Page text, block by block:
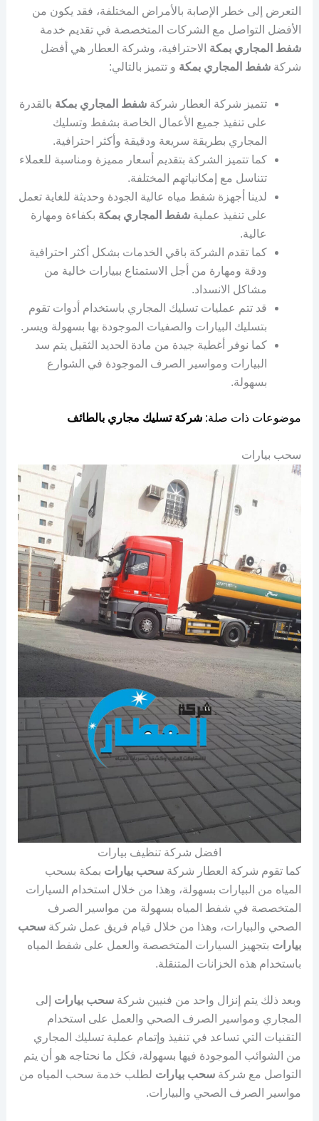
التعرض إلى خطر الإصابة بالأمراض المختلفة، فقد يكون من
الأفضل التواصل مع الشركات المتخصصة في تقديم خدمة
شفط المجاري بمكة الاحترافية، وشركة العطار هي أفضل
شركة شفط المجاري بمكة و تتميز بالتالي:
تتميز شركة العطار شركة شفط المجاري بمكة بالقدرة
على تنفيذ جميع الأعمال الخاصة بشفط وتسليك
المجاري بطريقة سريعة ودقيقة وأكثر احترافية.
كما تتميز الشركة بتقديم أسعار مميزة ومناسبة للعملاء
تتناسل مع إمكانياتهم المختلفة.
لدينا أجهزة شفط مياه عالية الجودة وحديثة للغاية تعمل
على تنفيذ عملية شفط المجاري بمكة بكفاءة ومهارة
عالية.
كما تقدم الشركة باقي الخدمات بشكل أكثر احترافية
ودقة ومهارة من أجل الاستمتاع ببيارات خالية من
مشاكل الانسداد.
قد تتم عمليات تسليك المجاري باستخدام أدوات تقوم
بتسليك البيارات والصفيات الموجودة بها بسهولة ويسر.
كما نوفر أغطية جيدة من مادة الحديد الثقيل يتم سد
البيارات ومواسير الصرف الموجودة في الشوارع
بسهولة.
موضوعات ذات صلة: شركة تسليك مجاري بالطائف
سحب بيارات
افضل شركة تنظيف بيارات
كما تقوم شركة العطار شركة سحب بيارات بمكة بسحب
المياه من البيارات بسهولة، وهذا من خلال استخدام السيارات
المتخصصة في شفط المياه بسهولة من مواسير الصرف
الصحي والبيارات، وهذا من خلال قيام فريق عمل شركة سحب
بيارات بتجهيز السيارات المتخصصة والعمل على شفط المياه
باستخدام هذه الخزانات المتنقلة.
وبعد ذلك يتم إنزال واحد من فنيين شركة سحب بيارات إلى
المجاري ومواسير الصرف الصحي والعمل على استخدام
التقنيات التي تساعد في تنفيذ وإتمام عملية تسليك المجاري
من الشوائب الموجودة فيها بسهولة، فكل ما نحتاجه هو أن يتم
التواصل مع شركة سحب بيارات لطلب خدمة سحب المياه من
مواسير الصرف الصحي والبيارات.